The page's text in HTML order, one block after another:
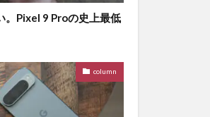
。Pixel 9 Proの史上最低
column